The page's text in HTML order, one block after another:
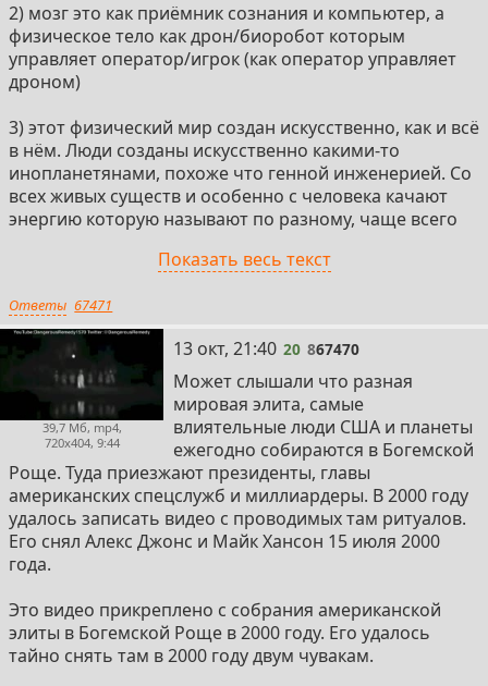
2) мозг это как приёмник сознания и компьютер, а
физическое тело как дрон/биоробот которым
управляет оператор/игрок (как оператор управляет
дроном)
3) этот физический мир создан искусственно, как и всё
в нём. Люди созданы искусственно какими-то
инопланетянами, похоже что генной инженерией. Со
всех живых существ и особенно с человека качают
энергию которую называют по разному, чаще всего
называл, узнал это в своём внетелесном опыте). То
мы как батарейки и ресурс вроде нефти, газа.
4) Астральный план реально существует и там много
разных нефизических форм жизни, включая души
умерших. Суккубы, инкубы, астральные сущности
разные всё это реально существует. В астрале так же
много инопланетян. Есть астральные паразиты
которые качают с людей энергию, это к болезнями и
депрессиям например может приводить.
5) после смерти обычно видят свет и этот туннель в
которые притягивает как магнитом, если попасть в
те кого чаще всего называют ахронтами. Так их
гностики называли и сейчас их так принято называть
по дефолту.
Показать весь текст
Ответы 67471
39,7 Мб, mp4,
720x404, 9:44
20
13 окт, 21:40 20 867470
Может слышали что разная
мировая элита, самые
влиятельные люди США и планеты
ежегодно собираются в Богемской
Роще. Туда приезжают президенты, главы
американских спецслужб и миллиардеры. В 2000 году
удалось записать видео с проводимых там ритуалов.
Его снял Алекс Джонс и Майк Хансон 15 июля 2000
года.
Это видео прикреплено с собрания американской
элиты в Богемской Роще в 2000 году. Его удалось
тайно снять там в 2000 году двум чувакам.